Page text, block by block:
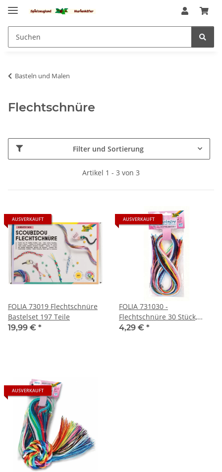
Basteln und Malen
Flechtschnüre
Filter und Sortierung
Artikel 1 - 3 von 3
AUSVERKAUFT
FOLIA 73019 Flechtschnüre
Bastelset 197 Teile
19,99 € *
AUSVERKAUFT
FOLIA 731030 -
Flechtschnüre 30 Stück,
sortiert
4,29 € *
AUSVERKAUFT